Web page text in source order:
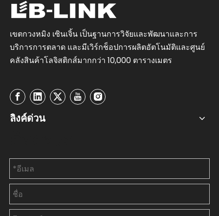
เขตกวงหมิง เซินเจิ้น เป็นฐานการวิจัยและพัฒนาและการ
บริการการตลาด และมีเวิร์กช็อปการผลิตอัตโนมัติและศูนย์
คลังสินค้าโลจิสติกส์มากกว่า 10,000 ตารางเมตร
ลิงค์ด่วน